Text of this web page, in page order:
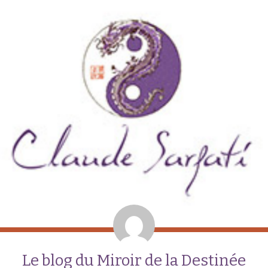
Le blog du Miroir de la Destinée